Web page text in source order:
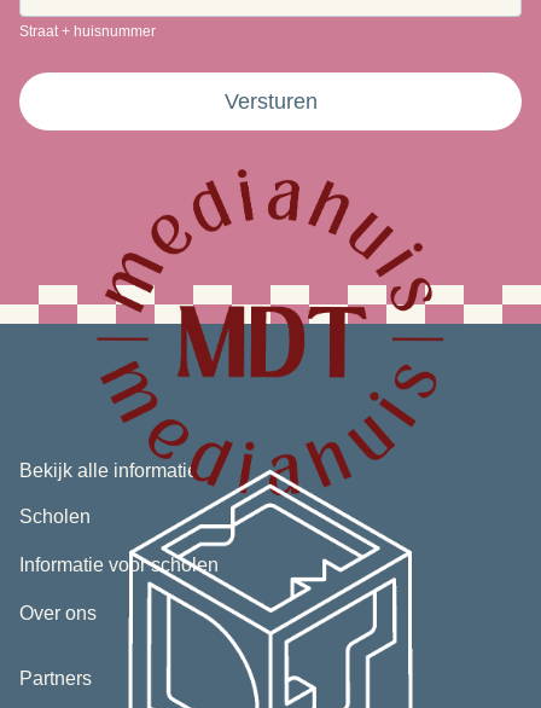
Straat + huisnummer
Versturen
Bekijk alle informatie
Scholen
Informatie voor scholen
Over ons
Partners